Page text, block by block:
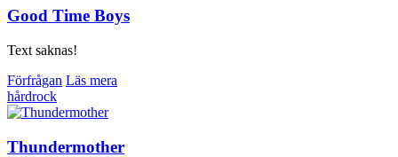
Good Time Boys
Text saknas!
Förfrågan Läs mera
hårdrock
Thundermother